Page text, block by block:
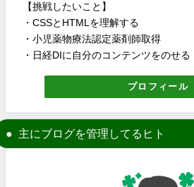
【挑戦したいこと】
・CSSとHTMLを理解する
・小児薬物療法認定薬剤師取得
・日経DIに自分のコンテンツをのせる
プロフィール
主にブログを管理してるヒト